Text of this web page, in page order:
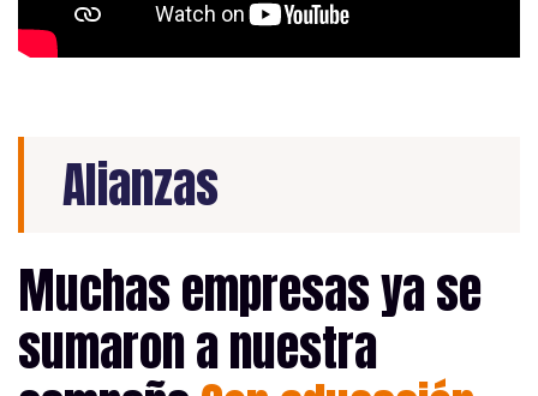
Alianzas
Muchas empresas ya se
sumaron a nuestra